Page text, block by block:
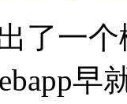
了一
早